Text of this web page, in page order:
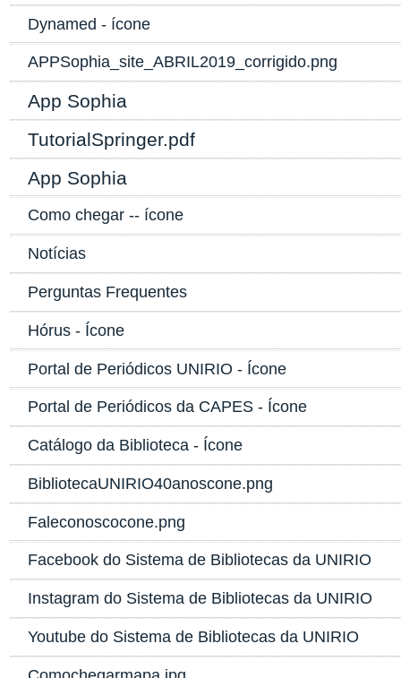
Dynamed - ícone
APPSophia_site_ABRIL2019_corrigido.png
App Sophia
TutorialSpringer.pdf
App Sophia
Como chegar -- ícone
Notícias
Perguntas Frequentes
Hórus - Ícone
Portal de Periódicos UNIRIO - Ícone
Portal de Periódicos da CAPES - Ícone
Catálogo da Biblioteca - Ícone
BibliotecaUNIRIO40anoscone.png
Faleconoscocone.png
Facebook do Sistema de Bibliotecas da UNIRIO
Instagram do Sistema de Bibliotecas da UNIRIO
Youtube do Sistema de Bibliotecas da UNIRIO